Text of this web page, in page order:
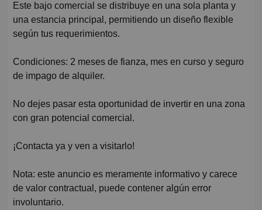
Este bajo comercial se distribuye en una sola planta y
una estancia principal, permitiendo un diseño flexible
según tus requerimientos.
Condiciones: 2 meses de fianza, mes en curso y seguro
de impago de alquiler.
No dejes pasar esta oportunidad de invertir en una zona
con gran potencial comercial.
¡Contacta ya y ven a visitarlo!
Nota: este anuncio es meramente informativo y carece
de valor contractual, puede contener algún error
involuntario.